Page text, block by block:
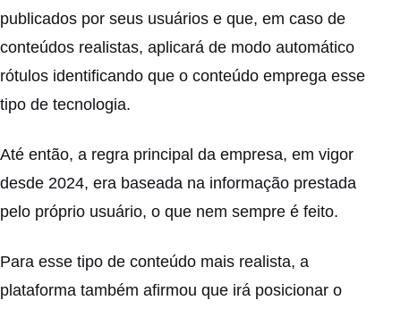
publicados por seus usuários e que, em caso de
conteúdos realistas, aplicará de modo automático
rótulos identificando que o conteúdo emprega esse
tipo de tecnologia.
Até então, a regra principal da empresa, em vigor
desde 2024, era baseada na informação prestada
pelo próprio usuário, o que nem sempre é feito.
Para esse tipo de conteúdo mais realista, a
plataforma também afirmou que irá posicionar o